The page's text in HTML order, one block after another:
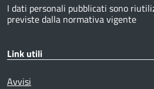
I dati personali pubblicati sono
previste dalla normativa vigente
Link utili
Avvisi